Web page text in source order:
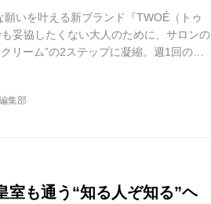
願いを叶える新ブランド『TWOÉ（トゥ
妥協したくない大人のために、サロンの
リーム”の2ステップに凝縮。週1回のス
集部
室も通う“知る人ぞ知る”ヘ